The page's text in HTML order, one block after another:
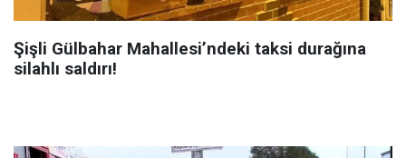
Şişli Gülbahar Mahallesi’ndeki taksi durağına
silahlı saldırı!